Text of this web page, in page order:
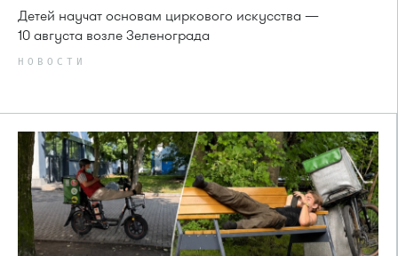
Детей научат основам циркового искусства —
10 августа возле Зеленограда
НОВОСТИ